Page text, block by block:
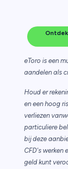
eToro is een
aandelen als
Houd er
en een hoog
verliezen
particuliere
bij deze
CFD's werken
geld kunt